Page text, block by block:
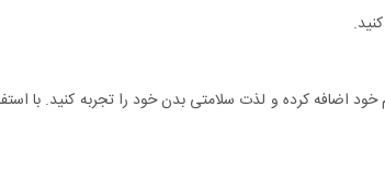
اضافه کرده و لذت سلامتی بدن خود را تجربه کنید. با